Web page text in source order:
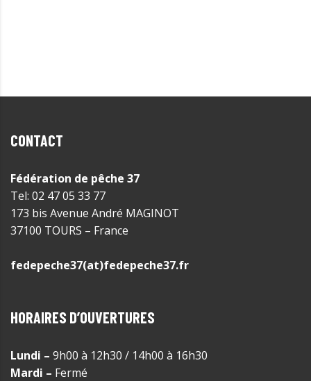
CONTACT
Fédération de pêche 37
Tel: 02 47 05 33 77
173 bis Avenue André MAGINOT
37100 TOURS – France
fedepeche37(at)fedepeche37.fr
HORAIRES D’OUVERTURES
Lundi – 9h00 à 12h30 / 14h00 à 16h30
Mardi – Fermé